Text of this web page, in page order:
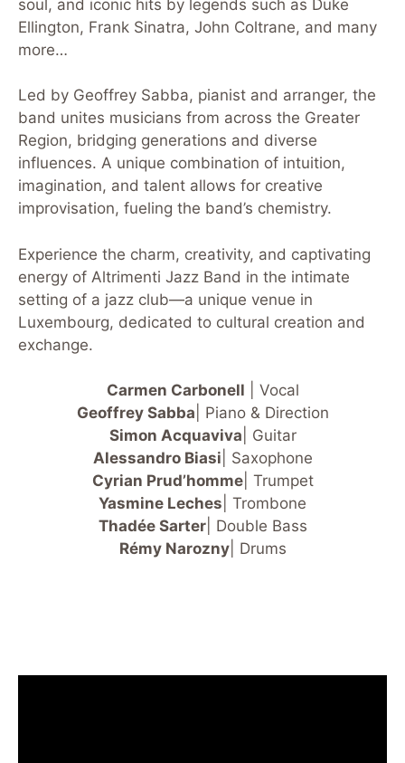
soul, and iconic hits by legends such as Duke
Ellington, Frank Sinatra, John Coltrane, and many
more…
Led by Geoffrey Sabba, pianist and arranger, the
band unites musicians from across the Greater
Region, bridging generations and diverse
influences. A unique combination of intuition,
imagination, and talent allows for creative
improvisation, fueling the band’s chemistry.
Experience the charm, creativity, and captivating
energy of Altrimenti Jazz Band in the intimate
setting of a jazz club—a unique venue in
Luxembourg, dedicated to cultural creation and
exchange.
Carmen Carbonell | Vocal
Geoffrey Sabba | Piano & Direction
Simon Acquaviva | Guitar
Alessandro Biasi | Saxophone
Cyrian Prud’homme| Trumpet
Yasmine Leches | Trombone
Thadée Sarter| Double Bass
Rémy Narozny| Drums